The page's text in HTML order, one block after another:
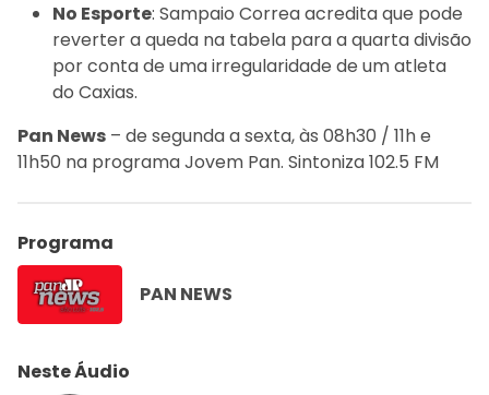
No Esporte: Sampaio Correa acredita que pode
reverter a queda na tabela para a quarta divisão
por conta de uma irregularidade de um atleta
do Caxias.
Pan News – de segunda a sexta, às 08h30 / 11h e
11h50 na programa Jovem Pan. Sintoniza 102.5 FM
Programa
PAN NEWS
Neste Áudio